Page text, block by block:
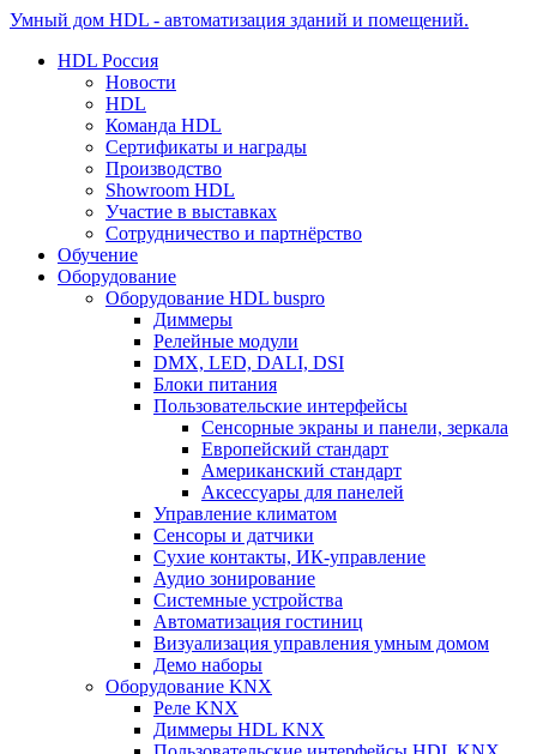
Умный дом HDL - автоматизация зданий и помещений.
HDL Россия
Новости
HDL
Команда HDL
Сертификаты и награды
Производство
Showroom HDL
Участие в выставках
Сотрудничество и партнёрство
Обучение
Оборудование
Оборудование HDL buspro
Диммеры
Релейные модули
DMX, LED, DALI, DSI
Блоки питания
Пользовательские интерфейсы
Сенсорные экраны и панели, зеркала
Европейский стандарт
Американский стандарт
Аксессуары для панелей
Управление климатом
Сенсоры и датчики
Сухие контакты, ИК-управление
Аудио зонирование
Системные устройства
Автоматизация гостиниц
Визуализация управления умным домом
Демо наборы
Оборудование KNX
Реле KNX
Диммеры HDL KNX